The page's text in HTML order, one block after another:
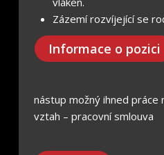
Zázemí rozvíjející se
Informace o pozici
nástup možný ihned práce
vztah – pracovní smlouva